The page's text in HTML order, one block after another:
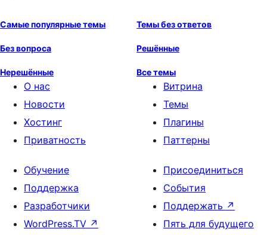
Самые популярные темы Темы без ответов
Без вопроса Решённые
Нерешённые Все темы
О нас
Новости
Хостинг
Приватность
Витрина
Темы
Плагины
Паттерны
Обучение
Поддержка
Разработчики
WordPress.TV ↗
Присоединиться
События
Поддержать ↗
Пять для будущего